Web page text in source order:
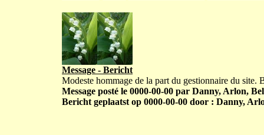
Message - Bericht
Modeste hommage de la part du gestionnaire du site.
Message posté le 0000-00-00 par Danny, Arlon,
Bericht geplaatst op 0000-00-00 door : Danny,